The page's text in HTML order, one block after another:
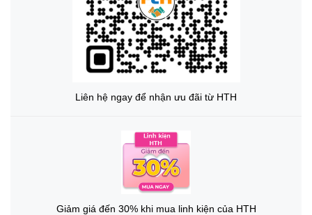
Liên hệ ngay để nhận ưu đãi từ HTH
Giảm giá đến 30% khi mua linh kiện của HTH